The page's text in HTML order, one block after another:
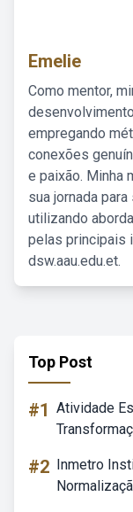
Emelie
Como mentor,
empregando
conexões
e paixão. Minha
sua jornada
utilizando
pelas principais
dsw.aau.edu.et.
Top Post
#1 Atividade
#2 Inmetro